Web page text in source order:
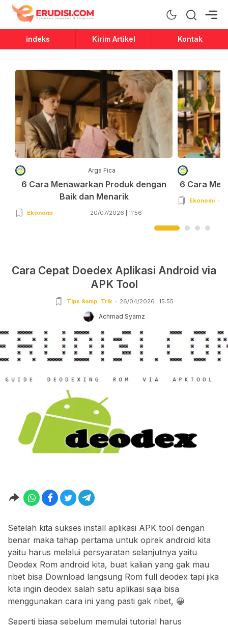
Erudisi
Temukan Jawaban dan Inspirasi
indeks Kirim Artikel Kontak
Arga Fica
6 Cara Menawarkan Produk dengan
Baik dan Menarik
Ekonomi 20/07/2026 | 11:56
6 Cara
Ekonomi
Cara Cepat Doedex Aplikasi Android via
APK Tool
Tips &amp; Trik 26/04/2026 | 15:55
Achmad Syamz
Setelah kita sukses install aplikasi APK tool dengan
benar maka tahap pertama untuk oprek android kita
yaitu harus melalui persyaratan selanjutnya yaitu
Deodex Rom android kita, buat kalian yang gak mau
ribet bisa Download langsung Rom full deodex tapi jika
kita ingin deodex salah satu aplikasi saja bisa
menggunakan cara ini yang pasti gak ribet, 😀
Seperti biasa sebelum memulai tutorial harus